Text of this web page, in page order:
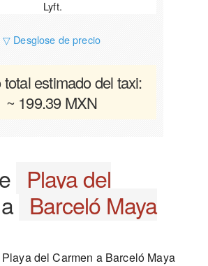
Lyft.
▽ Desglose de precio
total estimado del taxi:
~ 199.39 MXN
Playa del
a Barceló Maya
del Carmen a Barceló Maya